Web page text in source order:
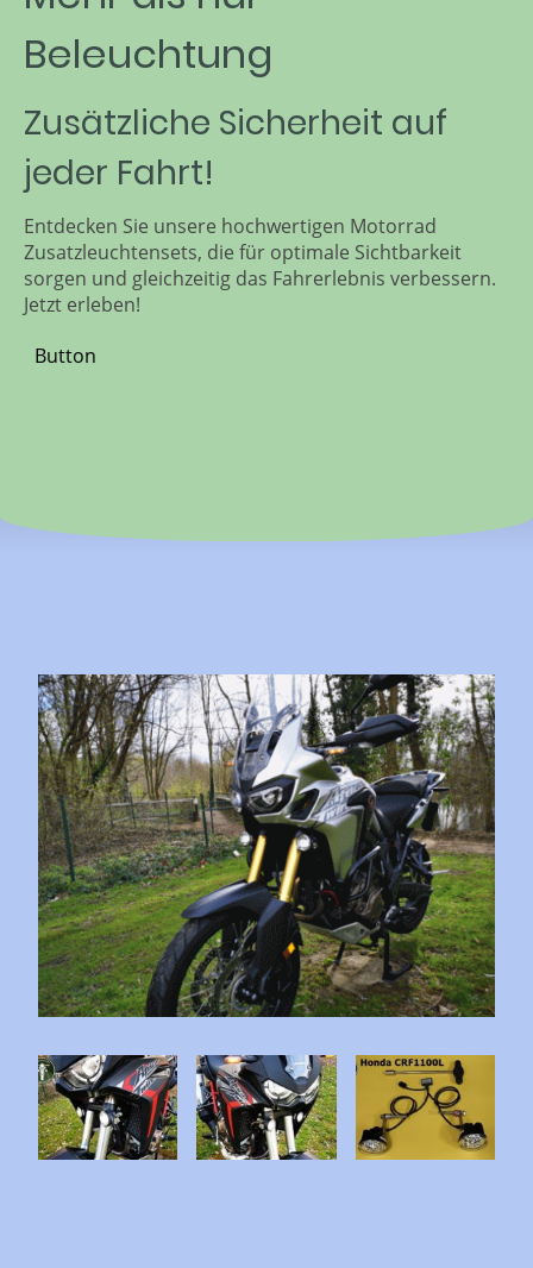
Beleuchtung
Zusätzliche Sicherheit auf
jeder Fahrt!
Entdecken Sie unsere hochwertigen Motorrad
Zusatzleuchtensets, die für optimale Sichtbarkeit
sorgen und gleichzeitig das Fahrerlebnis verbessern.
Jetzt erleben!
Button